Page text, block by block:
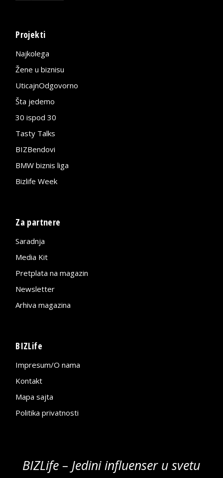
Projekti
Najkolega
Žene u biznisu
UticajnOdgovorno
Šta jedemo
30 ispod 30
Tasty Talks
BIZBendovi
BMW biznis liga
Bizlife Week
Za partnere
Saradnja
Media Kit
Pretplata na magazin
Newsletter
Arhiva magazina
BIZLife
Impresum/O nama
Kontakt
Mapa sajta
Politika privatnosti
BIZLife – Jedini influenser u svetu